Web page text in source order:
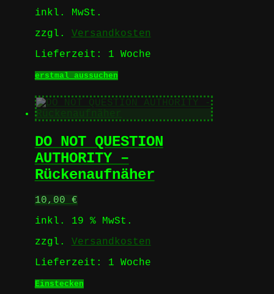
inkl. MwSt.
zzgl. Versandkosten
Lieferzeit: 1 Woche
erstmal aussuchenDieses
weist
mehrere
Varianten
Die
können
auf
werden
DO NOT QUESTION
AUTHORITY –
Rückenaufnäher
10,00 €
inkl. 19 % MwSt.
zzgl. Versandkosten
Lieferzeit: 1 Woche
Einstecken